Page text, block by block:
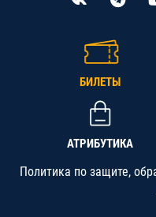
БИЛЕТЫ
АТРИБУТИКА
Политика по защите,